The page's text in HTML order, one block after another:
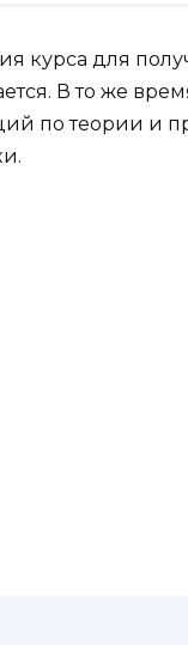
курса для
В то же
по теории и